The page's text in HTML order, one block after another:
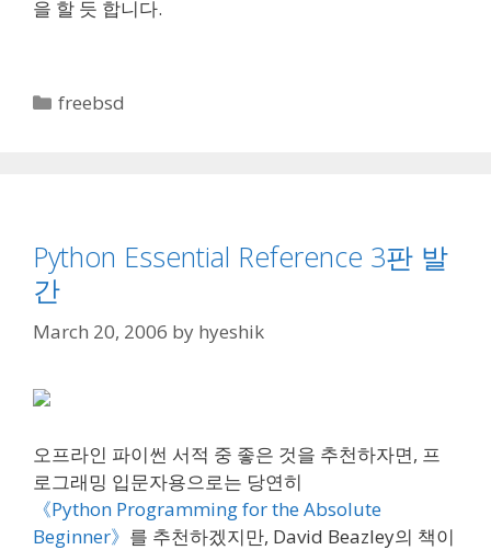
을 할 듯 합니다.
Categories
freebsd
Python Essential Reference 3판 발
간
March 20, 2006 by hyeshik
오프라인 파이썬 서적 중 좋은 것을 추천하자면, 프
로그래밍 입문자용으로는 당연히
《Python Programming for the Absolute
Beginner》 를 추천하겠지만, David Beazley의 책이